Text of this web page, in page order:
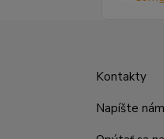
Kontakty
Napíšte nám